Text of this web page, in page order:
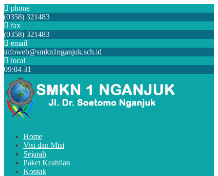
phone
(0358) 321483
fax
(0358) 321483
email
infoweb@smkn1nganjuk.sch.id
local
09:04 33
Home
Visi dan Misi
Sejarah
Paket Keahlian
Kontak